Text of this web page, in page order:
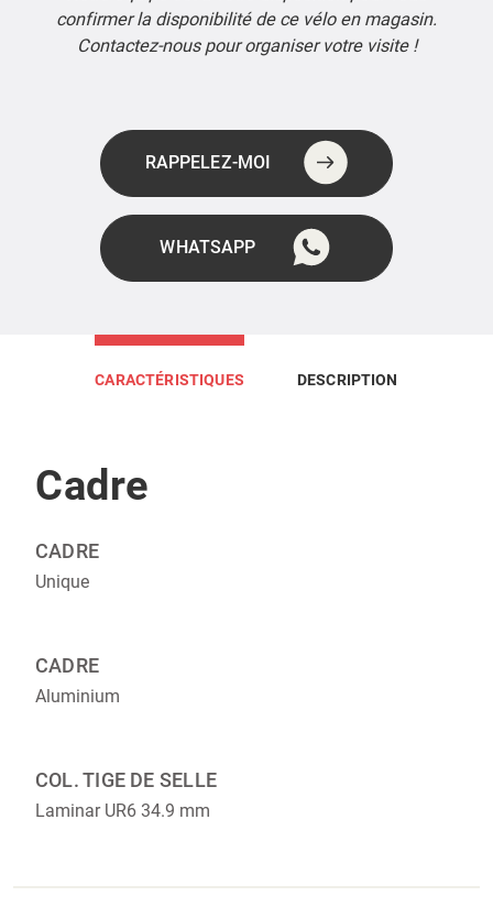
confirmer la disponibilité de ce vélo en magasin.
Contactez-nous pour organiser votre visite !
RAPPELEZ-MOI
WHATSAPP
CARACTÉRISTIQUES DESCRIPTION
Cadre
CADRE‎‎
Unique
CADRE‎‎
Aluminium
COL. TIGE DE SELLE
Laminar UR6 34.9 mm